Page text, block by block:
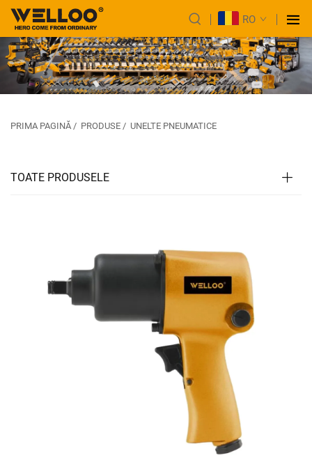
RO
PRIMA PAGINĂ / PRODUSE / UNELTE PNEUMATICE
TOATE PRODUSELE